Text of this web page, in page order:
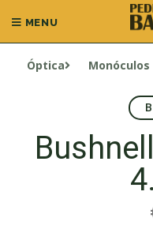
MENU
Óptica